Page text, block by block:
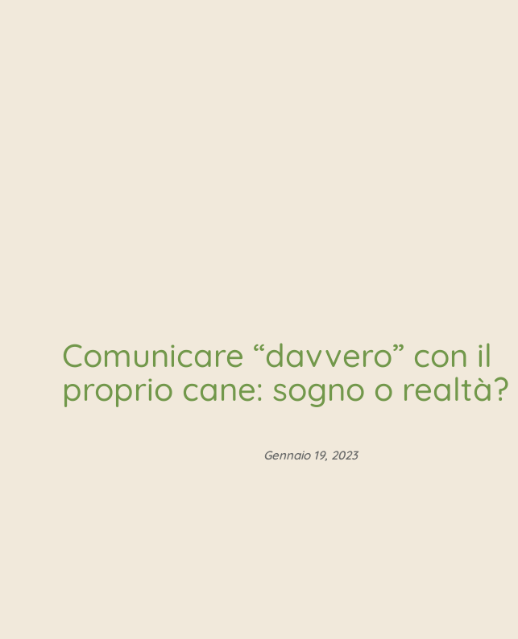
Comunicare “davvero” con il
proprio cane: sogno o realtà?
Gennaio 19, 2023